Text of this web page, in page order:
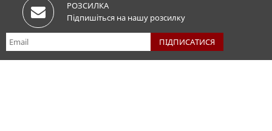
РОЗСИЛКА
Підпишіться на нашу розсилку